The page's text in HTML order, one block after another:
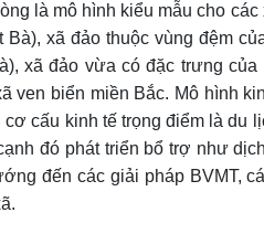
là mô hình kiểu mẫu cho các
Bà), xã đảo thuộc vùng đệm
xã đảo vừa có đặc trưng của
ven biển miền Bắc. Mô hình
cấu kinh tế trọng điểm là du
đó phát triển bổ trợ như
đến các giải pháp BVMT,